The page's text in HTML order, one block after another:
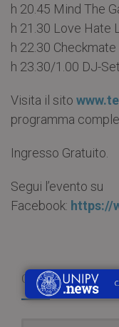
h 20.45 Mind The
h 21.30 Love Hate
h 22.30
h 23.30/1.00 DJ-Set
Visita il sito
programma
Ingresso Gratuito.
Segui l’evento su
Facebook: https://
Cerca